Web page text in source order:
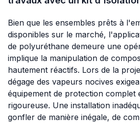
Bien que les ensembles prêts à
disponibles sur le marché,
de polyuréthane demeure une
implique la manipulation de
hautement réactifs. Lors de la
dégage des vapeurs nocives
équipement de protection complet
rigoureuse. Une installation
gonfler de manière inégale, de